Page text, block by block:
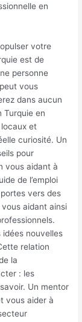
en
votre
est de
personne
vous
dans aucun
Turquie en
et
curiosité. Un
pour
vous aidant à
de l’emploi
vers des
aidant ainsi
nouvelles
relation
la
: les
Un mentor
vous aider à